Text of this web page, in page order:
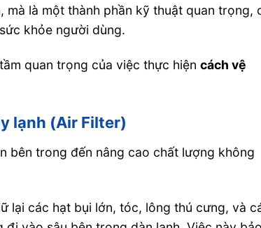
là một thành phần kỹ thuật quan trọng,
khỏe người dùng.
quan trọng của việc thực hiệncách vệ
lạnh (Air Filter)
bên trong đến nâng cao chất lượng không
lại các hạt bụi lớn, tóc, lông thú cưng, và